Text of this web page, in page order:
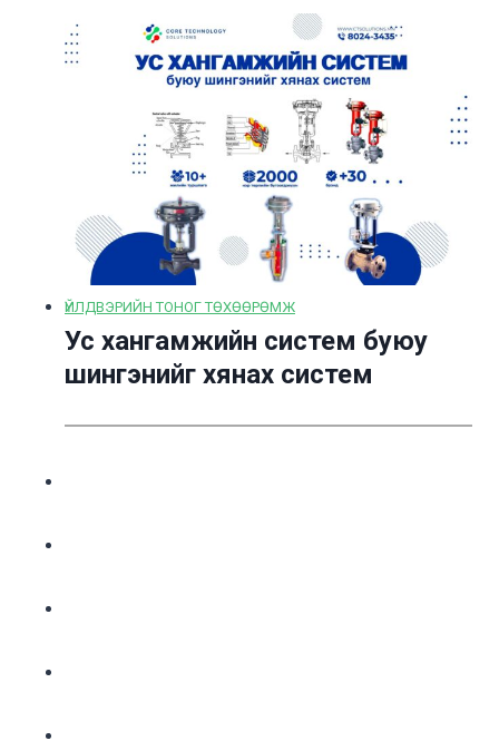
ҮЙЛДВЭРИЙН ТОНОГ ТӨХӨӨРӨМЖ
Ус хангамжийн систем буюу
шингэнийг хянах систем